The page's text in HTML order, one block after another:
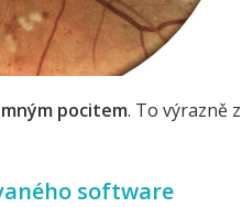
pocitem. To výrazně
software